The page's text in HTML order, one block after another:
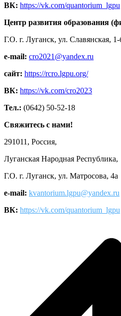
ВК: https://vk.com/quantorium_lgpu
Центр развития образования
Г.О. г. Луганск, ул. Славянская, 1-
e-mail: cro2021@yandex.ru
сайт: https://rcro.lgpu.org/
ВК: https://vk.com/cro2023
Тел.: (0642) 50-52-18
Свяжитесь с нами!
291011, Россия,
Луганская Народная Республика,
Г.О. г. Луганск, ул. Матросова, 4а
e-mail: kvantorium.lgpu@yandex.ru
ВК: https://vk.com/quantorium_lgpu